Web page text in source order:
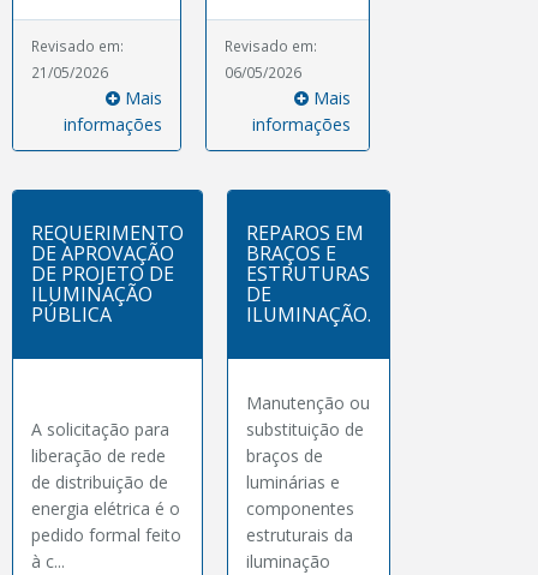
Revisado em:
21/05/2026
Mais
informações
Revisado em:
06/05/2026
Mais
informações
REQUERIMENTO
DE APROVAÇÃO
DE PROJETO DE
ILUMINAÇÃO
PÚBLICA
A solicitação para
liberação de rede
de distribuição de
energia elétrica é o
pedido formal feito
à c...
REPAROS EM
BRAÇOS E
ESTRUTURAS
DE
ILUMINAÇÃO.
Manutenção ou
substituição de
braços de
luminárias e
componentes
estruturais da
iluminação